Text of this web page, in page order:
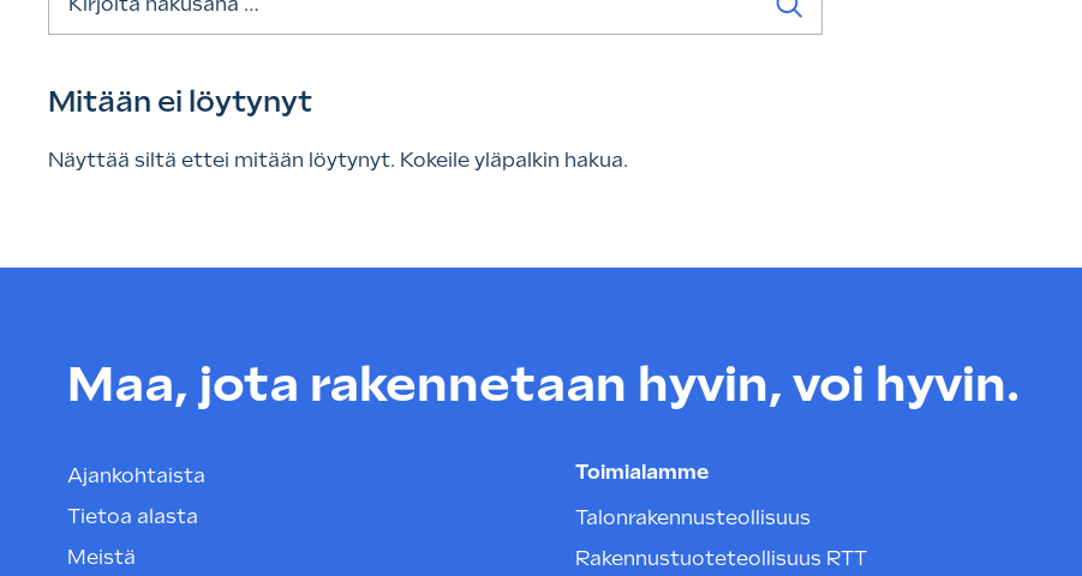
Mitään ei löytynyt
Näyttää siltä ettei mitään löytynyt. Kokeile yläpalkin hakua.
Maa, jota rakennetaan hyvin, voi hyvin.
Ajankohtaista
Tietoa alasta
Meistä
Toimialamme
Talonrakennusteollisuus
Rakennustuoteteollisuus RTT